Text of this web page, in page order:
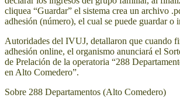
cliquea “Guardar” el sistema crea un archivo
adhesión (número), el cual se puede guardar o
Autoridades del IVUJ, detallaron que cuando
adhesión online, el organismo anunciará el
de Prelación de la operatoria “288
en Alto Comedero”.
Sobre 288 Departamentos (Alto Comedero)